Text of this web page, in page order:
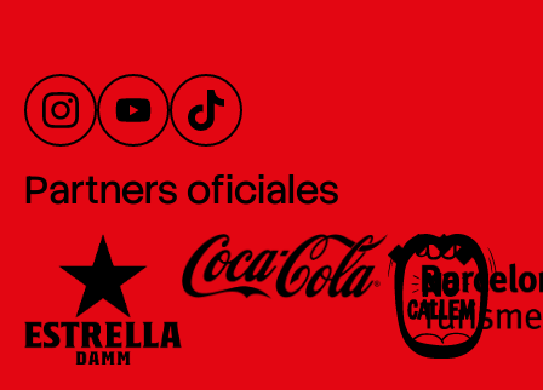
Partners oficiales